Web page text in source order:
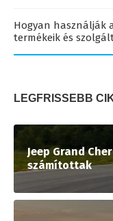
Hogyan használják
termékeik és
LEGFRISSEBB
Jeep Grand
számítottak